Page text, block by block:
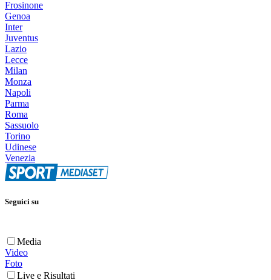
Frosinone
Genoa
Inter
Juventus
Lazio
Lecce
Milan
Monza
Napoli
Parma
Roma
Sassuolo
Torino
Udinese
Venezia
Seguici su
Media
Video
Foto
Live e Risultati